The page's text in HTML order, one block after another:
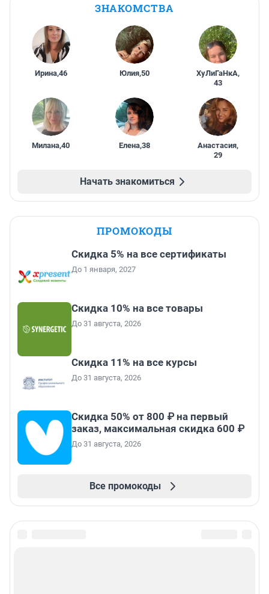
ЗНАКОМСТВА
Ирина,46 Юлия,50 ХуЛиГаНкА,
43
Милана,40 Елена,38 Анастасия,
29
Начать знакомиться
ПРОМОКОДЫ
Скидка 5% на все сертификаты
До 1 января, 2027
Скидка 10% на все товары
До 31 августа, 2026
Скидка 11% на все курсы
До 31 августа, 2026
Скидка 50% от 800 ₽ на первый
заказ, максимальная скидка 600 ₽
До 31 августа, 2026
Все промокоды